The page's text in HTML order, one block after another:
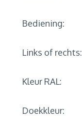
Bediening:
Links of rechts:
Kleur RAL:
Doekkleur: